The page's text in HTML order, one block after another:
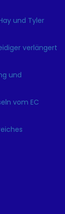
und Tyler
verlängert
und
vom EC